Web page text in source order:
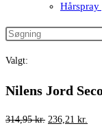
Hårspray
Valgt:
Nilens Jord
314,95kr. Den
236,21 kr.